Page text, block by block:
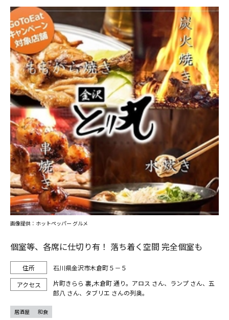
個室等、各席に仕切り有！ 落ち着く空間 完全個室も
石川県金沢市木倉町５－５
片町きらら 裏,木倉町 通り。アロス さん、ランプ さん、五
郎八 さん、タブリエ さんの列奥。
画像提供：ホットペッパー グルメ
居酒屋 和食